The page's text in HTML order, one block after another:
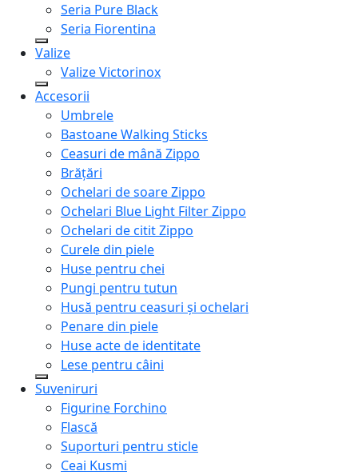
Seria Pure Black
Seria Fiorentina
Valize
Valize Victorinox
Accesorii
Umbrele
Bastoane Walking Sticks
Ceasuri de mână Zippo
Brățări
Ochelari de soare Zippo
Ochelari Blue Light Filter Zippo
Ochelari de citit Zippo
Curele din piele
Huse pentru chei
Pungi pentru tutun
Husă pentru ceasuri și ochelari
Penare din piele
Huse acte de identitate
Lese pentru câini
Suveniruri
Figurine Forchino
Flască
Suporturi pentru sticle
Ceai Kusmi